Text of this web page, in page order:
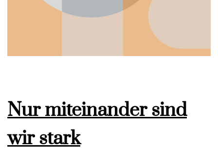
Nur miteinander sind
wir stark